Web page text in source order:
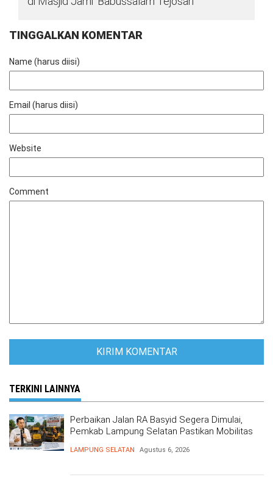
TINGGALKAN KOMENTAR
Name (harus diisi)
Email (harus diisi)
Website
Comment
TERKINI LAINNYA
Perbaikan Jalan RA Basyid Segera Dimulai,
Pemkab Lampung Selatan Pastikan Mobilitas
LAMPUNG SELATAN Agustus 6, 2026